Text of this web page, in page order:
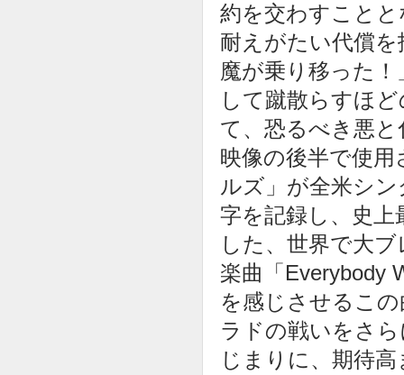
約を交わすこと
耐えがたい代償
魔が乗り移った
して蹴散らすほ
て、恐るべき悪
映像の後半で使
ルズ」が全米シ
字を記録し、史上
した、世界で大
楽曲「Everybody
を感じさせるこ
ラドの戦いをさ
じまりに、期待